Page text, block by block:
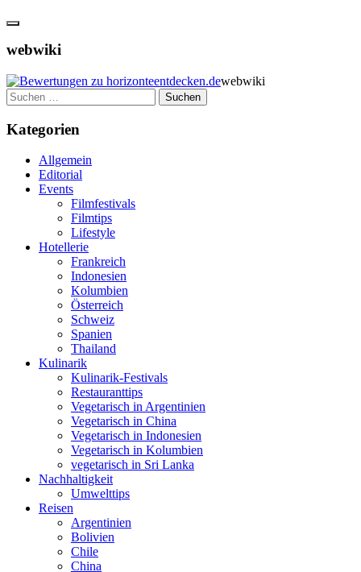
webwiki
webwiki
Suchen
nach:
Kategorien
Allgemein
Editorial
Events
Filmfestivals
Filmtips
Lifestyle
Hotellerie
Frankreich
Indonesien
Kolumbien
Österreich
Schweiz
Spanien
Thailand
Kulinarik
Kulinarik-Festivals
Restauranttips
Vegetarisch in Argentinien
Vegetarisch in China
Vegetarisch in Indonesien
Vegetarisch in Kolumbien
vegetarisch in Sri Lanka
Nachhaltigkeit
Umwelttips
Reisen
Argentinien
Bolivien
Chile
China